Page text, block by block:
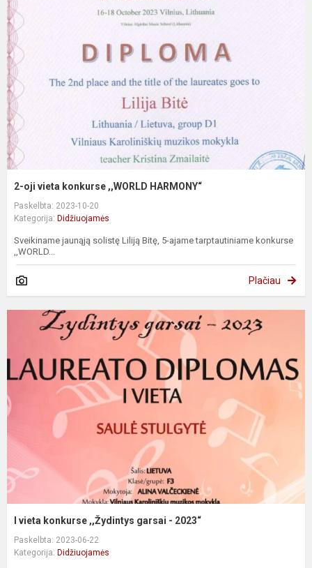
2-oji vieta konkurse ,,WORLD HARMONY“
Paskelbta: 2023-10-20
Kategorija: Didžiuojamės
Sveikiname jaunąją solistę Liliją Bitę, 5-ajame tarptautiniame konkurse
,,WORLD...
Plačiau
I vieta konkurse ,,Žydintys garsai - 2023“
Paskelbta: 2023-06-22
Kategorija: Didžiuojamės